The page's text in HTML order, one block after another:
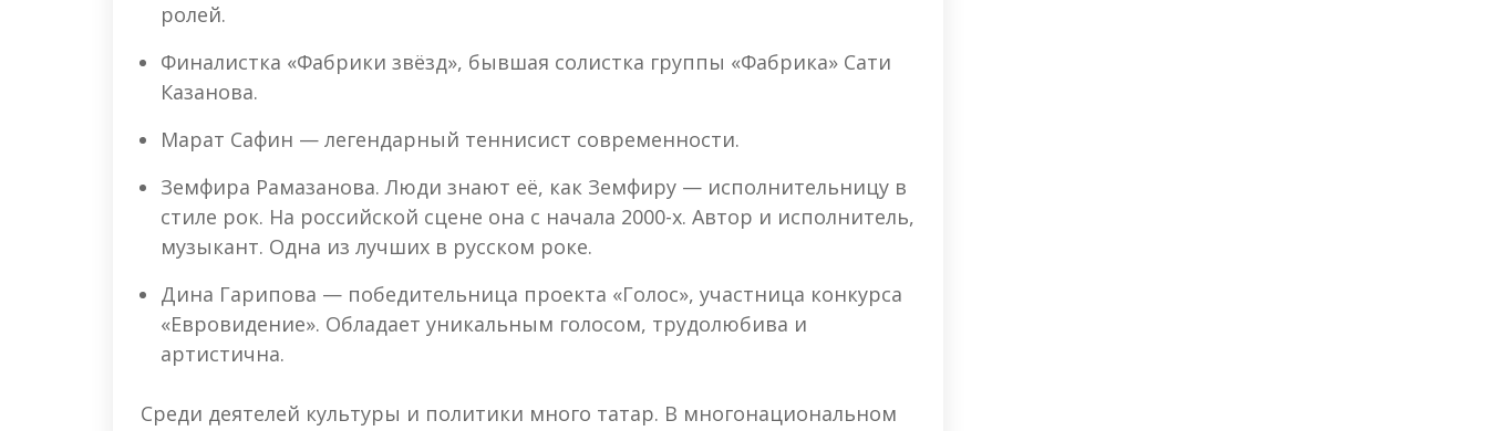
ролей.
Финалистка «Фабрики звёзд», бывшая солистка группы «Фабрика» Сати
Казанова.
Марат Сафин — легендарный теннисист современности.
Земфира Рамазанова. Люди знают её, как Земфиру — исполнительницу в
стиле рок. На российской сцене она с начала 2000-х. Автор и исполнитель,
музыкант. Одна из лучших в русском роке.
Дина Гарипова — победительница проекта «Голос», участница конкурса
«Евровидение». Обладает уникальным голосом, трудолюбива и
артистична.
Среди деятелей культуры и политики много татар. В многонациональном